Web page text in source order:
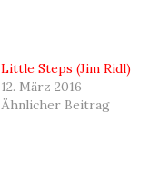
Little Steps (Jim Ridl)
12. März 2016
Ähnlicher Beitrag